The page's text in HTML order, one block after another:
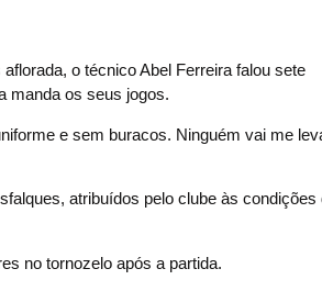
o técnico Abel Ferreira falou sete
manda os seus jogos.
e sem buracos. Ninguém vai me
atribuídos pelo clube às condições
no tornozelo após a partida.